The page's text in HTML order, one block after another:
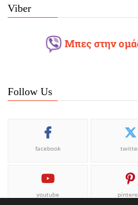
Viber
Μπες στην
Follow Us
facebook
youtube